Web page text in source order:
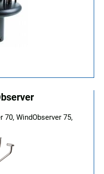
70, WindObserver 75,